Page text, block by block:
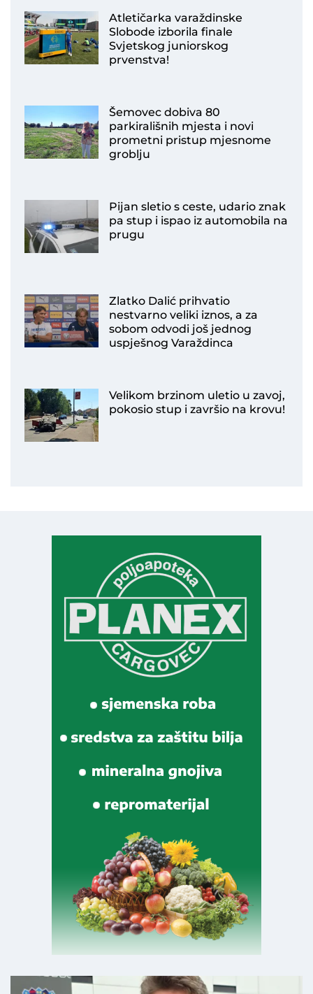
Atletičarka varaždinske
Slobode izborila finale
Svjetskog juniorskog
prvenstva!
Šemovec dobiva 80
parkirališnih mjesta i novi
prometni pristup mjesnome
groblju
Pijan sletio s ceste, udario znak
pa stup i ispao iz automobila na
prugu
Zlatko Dalić prihvatio
nestvarno veliki iznos, a za
sobom odvodi još jednog
uspješnog Varaždinca
Velikom brzinom uletio u zavoj,
pokosio stup i završio na krovu!